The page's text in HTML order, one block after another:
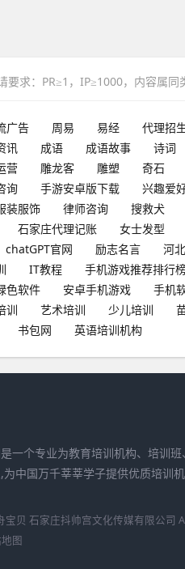
要求：PR≥1，IP≥1000，内容属同
广告 周易 易经 代理招
讯 成语 成语故事 诗词
营 雕龙客 雕塑 奇石
询 手游安卓版下载 兴趣爱
装服饰 律师咨询 搜救犬
石家庄代理记账 女士发型
chatGPT官网 励志名言 河
IT教程 手机游戏推荐排行
色软件 安卓手机游戏 手机
训 艺术培训 少儿培训
书包网 英语培训机构
一个专业为教育培训机构、培训
中国万千莘莘学子提供优质培训
贝 石家庄抖帅宫文化传媒有限公司
图